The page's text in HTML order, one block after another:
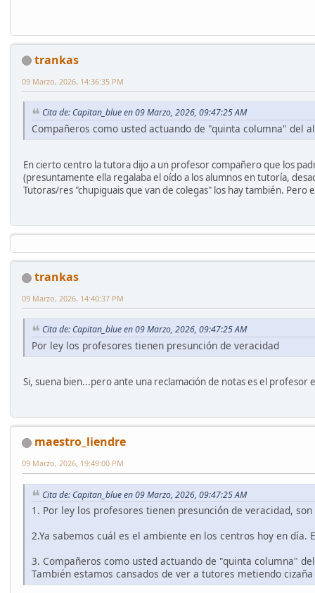
trankas
09 Marzo, 2026, 14:36:35 PM
Cita de: Capitan_blue en 09 Marzo, 2026, 09:47:25 AM
Compañeros como usted actuando de "quinta columna" del
En cierto centro la tutora dijo a un profesor compañero que los
(presuntamente ella regalaba el oído a los alumnos en tutoría,
Tutoras/res "chupiguais que van de colegas" los hay también. Pero
trankas
09 Marzo, 2026, 14:40:37 PM
Cita de: Capitan_blue en 09 Marzo, 2026, 09:47:25 AM
Por ley los profesores tienen presunción de veracidad
Si, suena bien...pero ante una reclamación de notas es el
maestro_liendre
09 Marzo, 2026, 19:49:00 PM
Cita de: Capitan_blue en 09 Marzo, 2026, 09:47:25 AM
1. Por ley los profesores tienen presunción de veracidad,
2.Ya sabemos cuál es el ambiente en los centros hoy en
3. Compañeros como usted actuando de "quinta columna"
También estamos cansados de ver a tutores metiendo